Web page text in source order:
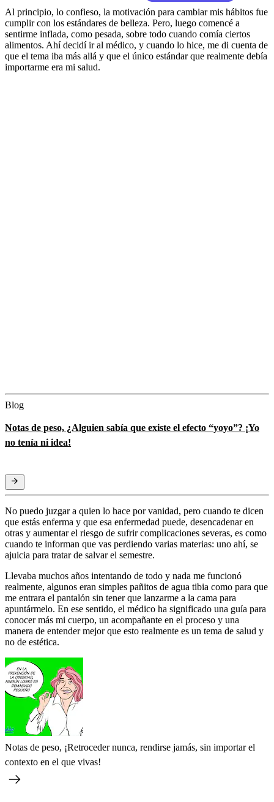
Al principio, lo confieso, la motivación para cambiar mis hábitos fue
cumplir con los estándares de belleza. Pero, luego comencé a
sentirme inflada, como pesada, sobre todo cuando comía ciertos
alimentos. Ahí decidí ir al médico, y cuando lo hice, me di cuenta de
que el tema iba más allá y que el único estándar que realmente debía
importarme era mi salud.
Blog
Notas de peso, ¿Alguien sabía que existe el efecto “yoyo”? ¡Yo
no tenía ni idea!
No puedo juzgar a quien lo hace por vanidad, pero cuando te dicen
que estás enferma y que esa enfermedad puede, desencadenar en
otras y aumentar el riesgo de sufrir complicaciones severas, es como
cuando te informan que vas perdiendo varias materias: uno ahí, se
ajuicia para tratar de salvar el semestre.
Llevaba muchos años intentando de todo y nada me funcionó
realmente, algunos eran simples pañitos de agua tibia como para que
me entrara el pantalón sin tener que lanzarme a la cama para
apuntármelo. En ese sentido, el médico ha significado una guía para
conocer más mi cuerpo, un acompañante en el proceso y una
manera de entender mejor que esto realmente es un tema de salud y
no de estética.
Notas de peso, ¡Retroceder nunca, rendirse jamás, sin importar el
contexto en el que vivas!